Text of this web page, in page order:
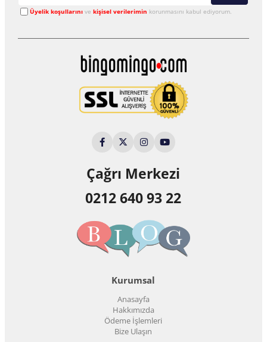
Üyelik koşullarınıve kişisel verilerimin korunmasını kabul ediyorum.
Çağrı Merkezi
0212 640 93 22
Kurumsal
Anasayfa
Hakkımızda
Ödeme İşlemleri
Bize Ulaşın